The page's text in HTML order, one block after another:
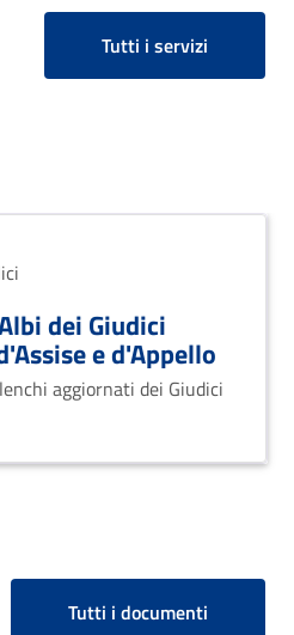
Tutti i servizi
dei Giudici
e d'Appello
aggiornati dei Giudici
Tutti i documenti